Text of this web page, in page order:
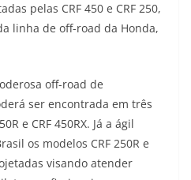
t
r
y
i
n
k
pelas CRF 450 e CRF 250,
linha de off-road da Honda,
off-road de
ser encontrada em três
e CRF 450RX. Já a ágil
os modelos CRF 250R e
visando atender